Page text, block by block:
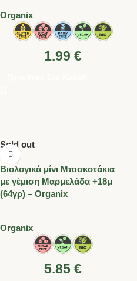
Organix
1.99 €
Sold out
Βιολογικά μίνι Μπισκοτάκια
με γέμιση Μαρμελάδα +18μ
(64γρ) – Organix
Organix
5.85 €